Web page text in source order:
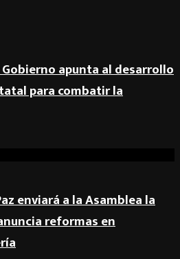
apunta al desarrollo
para combatir la
enviará a la Asamblea la
reformas en